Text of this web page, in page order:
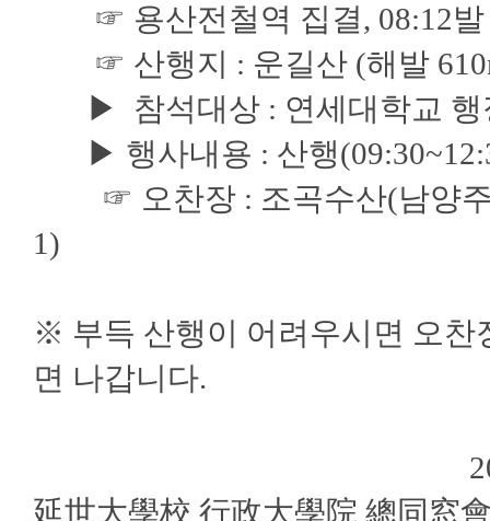
☞ 용산전철역 집결, 08:12발
☞ 산행지 : 운길산 (해발
▶ 참석대상 : 연세대학교 행
▶ 행사내용 : 산행
☞ 오찬장 : 조곡수산(남양주
1)
※ 부득 산행이 어려우시면 오찬
면 나갑니다.
2010.
延世大學校 行政大學院 總同窓